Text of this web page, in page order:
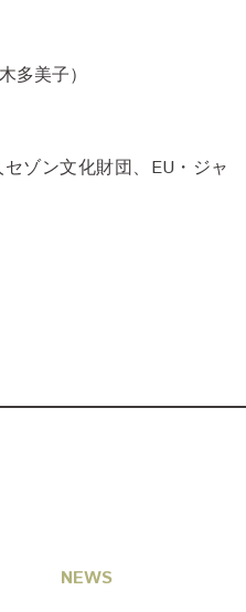
多美子）
ゾン文化財団、EU・ジャ
NEWS